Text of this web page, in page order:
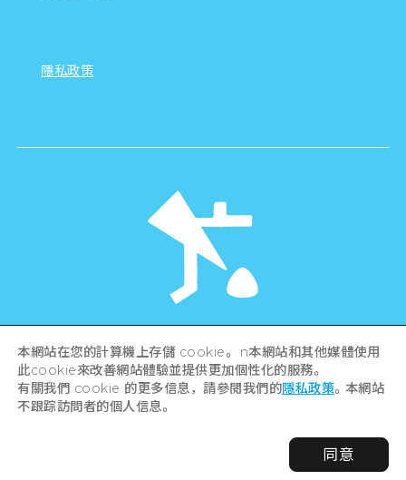
隱私政策
Hiroshima Prefecture / Hiroshima City .
All rights reserved
本網站在您的計算機上存儲 cookie。 n本網站和其他媒體使用
此cookie來改善網站體驗並提供更加個性化的服務。
有關我們 cookie 的更多信息，請參閱我們的隱私政策。本網站
不跟踪訪問者的個人信息。
同意